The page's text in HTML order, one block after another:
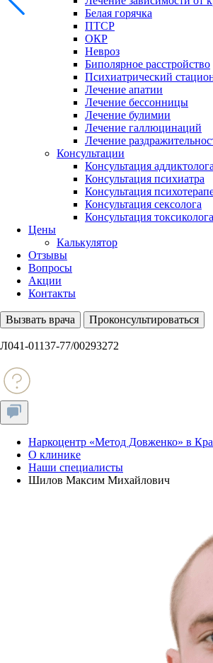
Белая горячка
ПТСР
ОКР
Невроз
Биполярное расстройство
Психиатрический
Лечение апатии
Лечение бессонницы
Лечение булимии
Лечение галлюцинаций
Лечение
Консультации
Консультация аддиктолога
Консультация психиатра
Консультация
Консультация сексолога
Консультация токсиколога
Цены
Калькулятор
Отзывы
Вопросы
Акции
Контакты
Вызвать врача Проконсультироваться
Л041-01137-77/00293272
Наркоцентр «Метод Довженко» в
О клинике
Наши специалисты
Шилов Максим Михайлович